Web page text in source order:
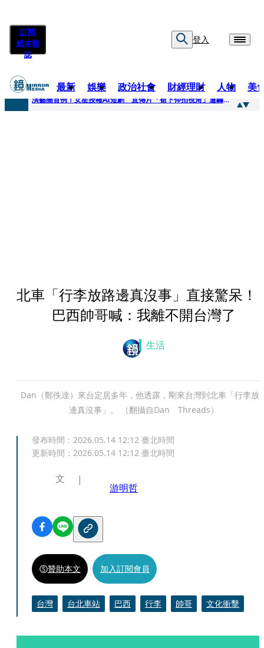
訂閱
紙本雜
誌
登入
最新 娛樂 政治社會 財經理財 人物 美
快訊
演藝圈首例！女星授權AI短劇 宣傳片「裙下仰拍視角」遭轟擦邊：自降身價
北車「行李放路邊真沒事」直接驚呆
巴西帥哥喊：我離不開台灣了
生活
Dan（鄭佚達）來台定居多年，他透露，剛來台灣到北車「行李放
邊真沒事」。 （翻攝自Dan Threads）
發布時間： 2026.05.14 12:12 臺北時間
更新時間： 2026.05.14 12:12 臺北時間
文
游明哲
贊助本文 加入訂閱會員
台灣 台北車站 巴西 行李 帥哥 文化衝擊